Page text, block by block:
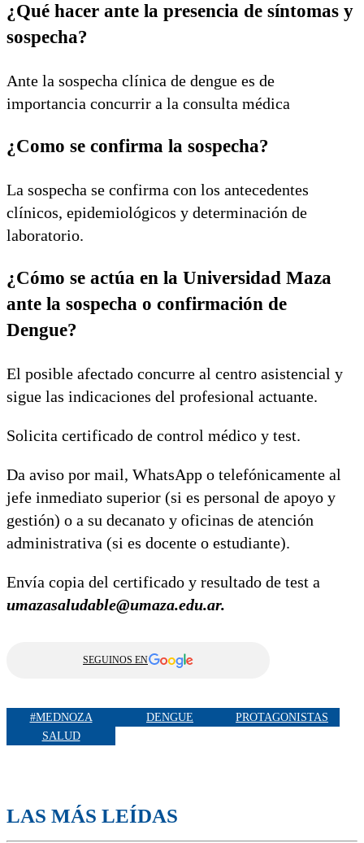
¿Qué hacer ante la presencia de síntomas y
sospecha?
Ante la sospecha clínica de dengue es de
importancia concurrir a la consulta médica
¿Como se confirma la sospecha?
La sospecha se confirma con los antecedentes
clínicos, epidemiológicos y determinación de
laboratorio.
¿Cómo se actúa en la Universidad Maza
ante la sospecha o confirmación de
Dengue?
El posible afectado concurre al centro asistencial y
sigue las indicaciones del profesional actuante.
Solicita certificado de control médico y test.
Da aviso por mail, WhatsApp o telefónicamente al
jefe inmediato superior (si es personal de apoyo y
gestión) o a su decanato y oficinas de atención
administrativa (si es docente o estudiante).
Envía copia del certificado y resultado de test a
umazasaludable@umaza.edu.ar.
SEGUINOS EN
#MEDNOZA DENGUE
PROTAGONISTAS
SALUD
LAS MÁS LEÍDAS